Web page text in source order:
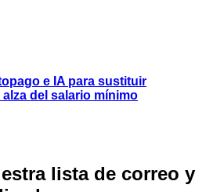
e IA para sustituir
del salario mínimo
lista de correo y